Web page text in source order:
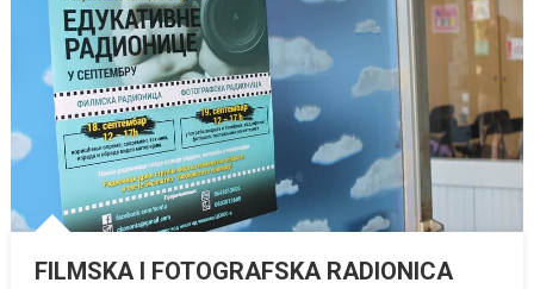
FILMSKA I FOTOGRAFSKA RADIONICA